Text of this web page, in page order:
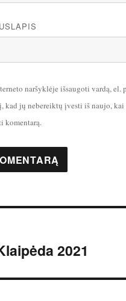
naršyklėje išsaugoti vardą, el.
kad jų nebereiktų įvesti iš naujo,
komentarą.
2021